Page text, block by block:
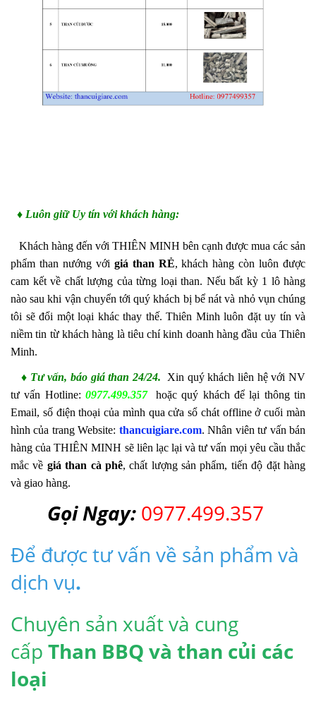
♦ Luôn giữ Uy tín với khách hàng:
Khách hàng đến với THIÊN MINH bên cạnh được mua các sản
phẩm than nướngvới giá than RẺ, khách hàng còn luôn được
cam kết về chất lượng của từng loại than. Nếu bất kỳ 1 lô hàng
nào sau khi vận chuyển tới quý khách bị bể nát và nhỏ vụn chúng
tôi sẽ đổi một loại khác thay thế. Thiên Minh luôn đặt uy tín và
niềm tin từ khách hàng là tiêu chí kinh doanh hàng đầu của Thiên
Minh.
♦ Tư vấn, báo giáthan 24/24.
Xin quý khách liên hệ với NV
tư vấn Hotline:0977.499.357
hoặc quý khách để lại thông tin
Email, số điện thoại của mình qua cửa sổ chát offline ở cuối màn
hình của trang Website: thancuigiare.com. Nhân viên tư vấn bán
hàng củaTHIÊN MINH sẽ liên lạc lại và tư vấn mọi yêu cầu thắc
mắc về giáthan cà phê, chất lượng sản phẩm, tiến độ đặt hàng
và giao hàng.
Gọi Ngay: 0977.499.357
Để được tư vấn về sản phẩm và
dịch vụ.
Chuyên sản xuất và cung
cấp Than BBQ và than củi các
loại